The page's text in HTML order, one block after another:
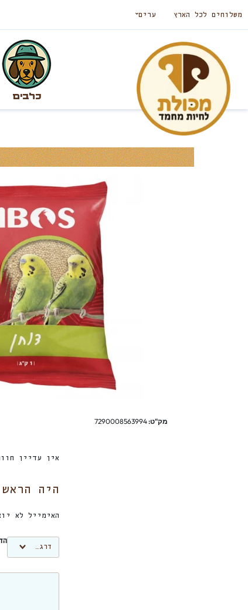
משלוחים לכל הארץ ערים
כלבים
מק"ט:7290008563994
אין עדיין
היה
האימייל לא